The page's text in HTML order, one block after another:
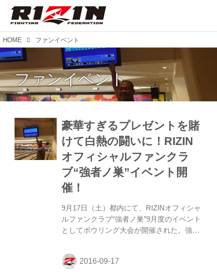
HOME ファンイベント
ファンイベント
豪華すぎるプレゼントを賭
けて白熱の闘いに！RIZIN
オフィシャルファンクラ
ブ“強者ノ巣”イベント開
催！
9月17日（土）都内にて、RIZINオフィシャ
ルファンクラブ“強者ノ巣”9月度のイベント
としてボウリング大会が開催された。強者
ており、今回はゲストに髙阪剛選手と
RIZINガールの葉加瀬マイさん、進行役に